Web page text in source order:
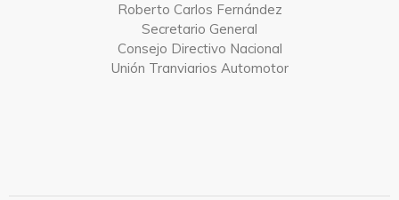
Roberto Carlos Fernández
Secretario General
Consejo Directivo Nacional
Unión Tranviarios Automotor